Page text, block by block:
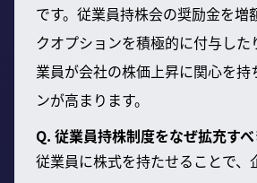
です。従業員持株会の奨励金を増
クオプションを積極的に付与した
業員が会社の株価上昇に関心を持
ンが高まります。
Q. 従業員持株制度をなぜ拡充す
従業員に株式を持たせることで、